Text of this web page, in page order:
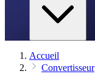
Accueil
Convertisseur